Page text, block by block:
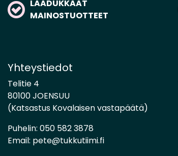
LAADUKKAAT
MAINOSTUOTTEET
Yhteystiedot
Telitie 4
80100 JOENSUU
(Katsastus Kovalaisen vastapäätä)
Puhelin: 050 582 3878
Email: pete@tukkutiimi.fi